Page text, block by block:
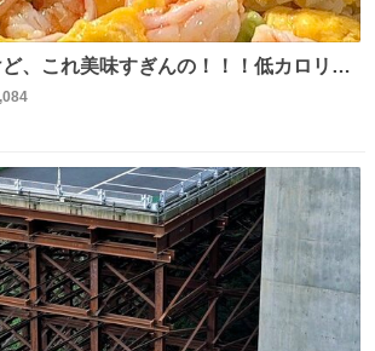
、これ美味すぎんの！！！低カロリー
一生食べてる😭